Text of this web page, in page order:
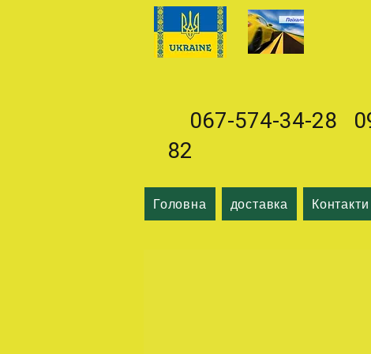
067-574-34-28
82
Головна доставка Контакти